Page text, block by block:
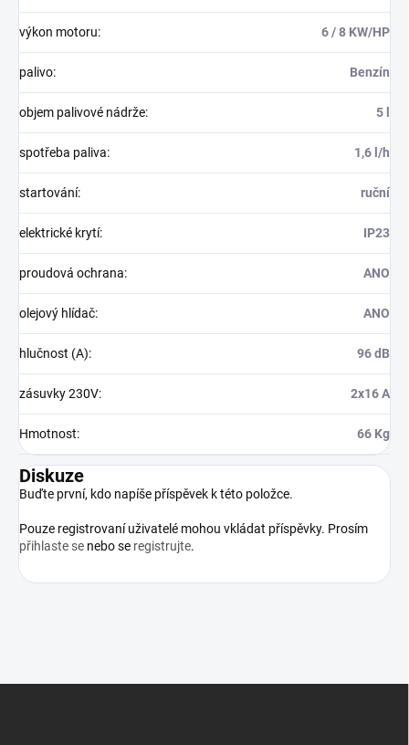
výkon motoru: 6 / 8 KW/HP
palivo: Benzín
objem palivové nádrže: 5 l
spotřeba paliva: 1,6 l/h
startování: ruční
elektrické krytí: IP23
proudová ochrana: ANO
olejový hlídač: ANO
hlučnost (A): 96 dB
zásuvky 230V: 2x16 A
Hmotnost: 66 Kg
Diskuze
Buďte první, kdo napíše příspěvek k této položce.
Pouze registrovaní uživatelé mohou vkládat příspěvky. Prosím
přihlaste se nebo se registrujte.